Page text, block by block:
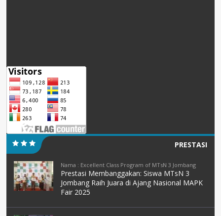
PRESTASI
Nama : Excellent Class Program of MTsN 3 Jombang
Prestasi Membanggakan: Siswa MTsN 3
Jombang Raih Juara di Ajang Nasional MAPK
Fair 2025